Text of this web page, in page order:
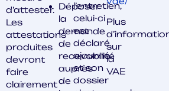
d’attester.
Les
attestations
produites
devront
faire
clairement
Déposer
la
demande
de
recevabilité
auprès
de
l’entretien,
celui-ci
est
déclaré
ajourné
et son
dossier
Plus
sur
la
VAE